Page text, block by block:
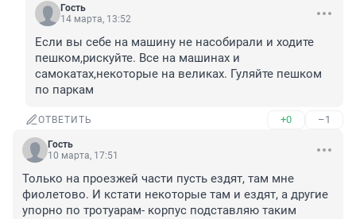
Гость
14 марта, 13:52
Если вы себе на машину не насобирали и ходите
пешком,рискуйте. Все на машинах и
самокатах,некоторые на великах. Гуляйте пешком
по паркам
ОТВЕТИТЬ +0 –1
Гость
10 марта, 17:51
Только на проезжей части пусть ездят, там мне
фиолетово. И кстати некоторые там и ездят, а другие
упорно по тротуарам- корпус подставляю таким